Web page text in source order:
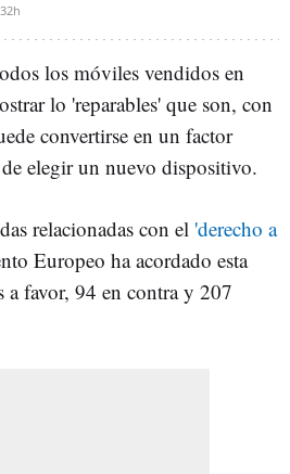
los móviles vendidos en
lo 'reparables' que son, con
convertirse en un factor
elegir un nuevo dispositivo.
relacionadas con el 'derecho a
Europeo ha acordado esta
a favor, 94 en contra y 207